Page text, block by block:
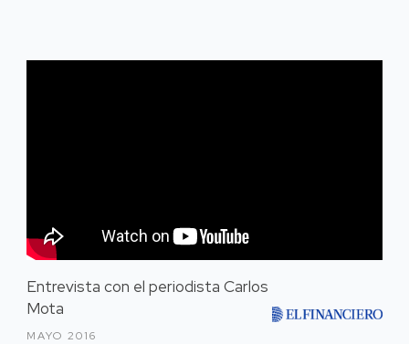
Entrevista con el periodista Carlos
Mota
MAYO 2016